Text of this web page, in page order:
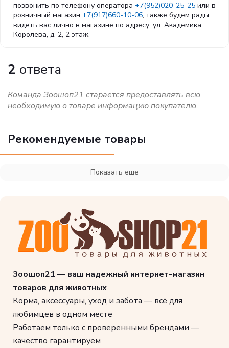
позвонить по телефону оператора +7(952)020-25-25 или в
розничный магазин +7(917)660-10-06, также будем рады
видеть вас лично в магазине по адресу: ул. Академика
Королёва, д. 2, 2 этаж.
2 ответа
Команда Зоошоп21 старается предоставлять всю
необходимую о товаре информацию покупателю.
Рекомендуемые товары
Показать еще
Зоошоп21 — ваш надежный интернет-магазин
товаров для животных
Корма, аксессуары, уход и забота — всё для
любимцев в одном месте
Работаем только с проверенными брендами —
качество гарантируем